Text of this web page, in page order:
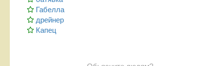
Габелла
дрейнер
Капец